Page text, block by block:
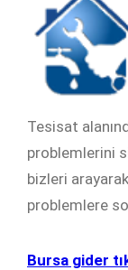
Tesisat
problemlerini
bizleri
problemlere
Bursa gider